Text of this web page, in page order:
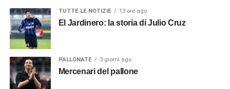
TUTTE LE NOTIZIE 13 ore ago
El Jardinero: la storia di Julio Cruz
PALLONATE 3 giorni ago
Mercenari del pallone